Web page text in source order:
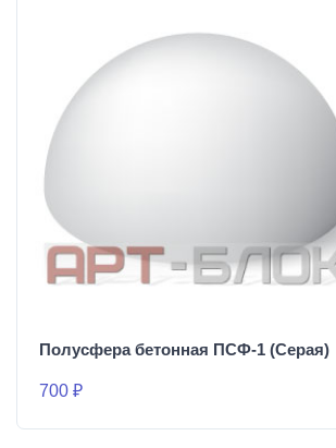
Полусфера бетонная ПСФ-1 (Серая)
700 ₽